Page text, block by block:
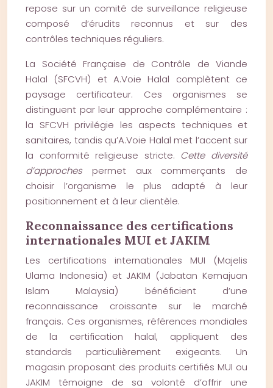
repose sur un comité de surveillance religieuse
composé d’érudits reconnus et sur des
contrôles techniques réguliers.
La Société Française de Contrôle de Viande
Halal (SFCVH) et A.Voie Halal complètent ce
paysage certificateur. Ces organismes se
distinguent par leur approche complémentaire :
la SFCVH privilégie les aspects techniques et
sanitaires, tandis qu’A.Voie Halal met l’accent sur
la conformité religieuse stricte. Cette diversité
d’approches permet aux commerçants de
choisir l’organisme le plus adapté à leur
positionnement et à leur clientèle.
Reconnaissance des certifications
internationales MUI et JAKIM
Les certifications internationales MUI (Majelis
Ulama Indonesia) et JAKIM (Jabatan Kemajuan
Islam Malaysia) bénéficient d’une
reconnaissance croissante sur le marché
français. Ces organismes, références mondiales
de la certification halal, appliquent des
standards particulièrement exigeants. Un
magasin proposant des produits certifiés MUI ou
JAKIM témoigne de sa volonté d’offrir une